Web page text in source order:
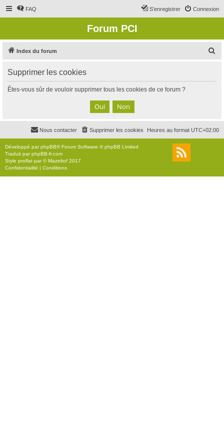
FAQ Connexion
S’enregistrer
Forum PCI
Index du forum
c
Supprimer les cookies
Êtes-vous sûr de vouloir supprimer tous les cookies de ce forum ?
Heures au format UTC+02:00
Supprimer les cookies
Nous contacter
Développé parphpBB® Forum Software © phpBB Limited
Traduit parphpBB-fr.com
Style proflat par ©Mazeltof 2017
Confidentialité | Conditions